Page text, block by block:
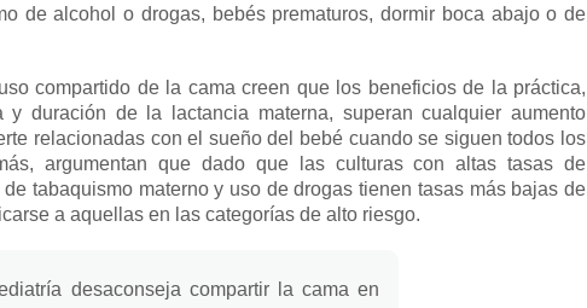
de alcohol o drogas, bebés prematuros, dormir boca abajo o de
compartido de la cama creen que los beneficios de la práctica,
duración de la lactancia materna, superan cualquier aumento
relacionadas con el sueño del bebé cuando se siguen todos los
argumentan que dado que las culturas con altas tasas de
tabaquismo materno y uso de drogas tienen tasas más bajas de
a aquellas en las categorías de alto riesgo.
desaconseja compartir la cama en